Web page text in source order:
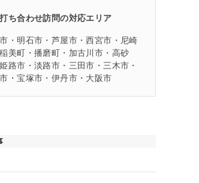
打ち合わせ訪問の対応エリア
・明石市・芦屋市・西宮市・尼崎
美町・播磨町・加古川市・高砂
路市・淡路市・三田市・三木市・
・宝塚市・伊丹市・大阪市